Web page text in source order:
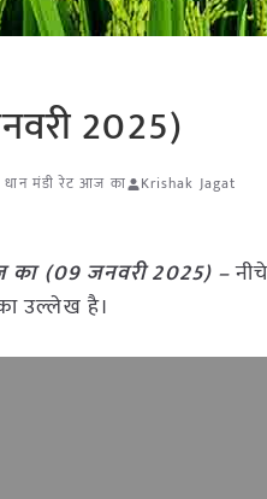
2025)
धान मंडी रेट आज का Krishak Jagat
का (09 जनवरी 2025) –
उल्लेख है।